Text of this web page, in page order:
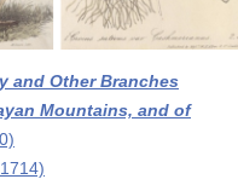
and Other Branches
Mountains, and of